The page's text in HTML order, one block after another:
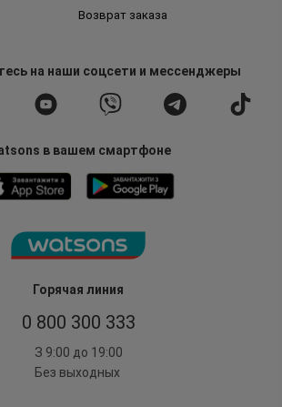
Горячая линия
0 800 300 333
З 9:00 до 19:00
Без выходных
Возврат заказа
на наши соцсети и мессенджеры
в вашем смартфоне